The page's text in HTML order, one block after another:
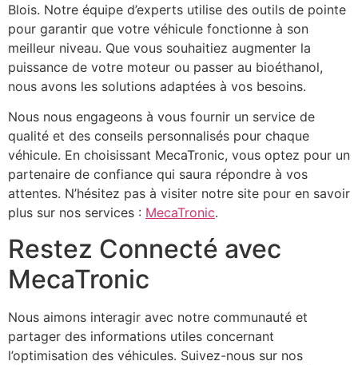
Blois. Notre équipe d’experts utilise des outils de pointe
pour garantir que votre véhicule fonctionne à son
meilleur niveau. Que vous souhaitiez augmenter la
puissance de votre moteur ou passer au bioéthanol,
nous avons les solutions adaptées à vos besoins.
Nous nous engageons à vous fournir un service de
qualité et des conseils personnalisés pour chaque
véhicule. En choisissant MecaTronic, vous optez pour un
partenaire de confiance qui saura répondre à vos
attentes. N’hésitez pas à visiter notre site pour en savoir
plus sur nos services : MecaTronic.
Restez Connecté avec
MecaTronic
Nous aimons interagir avec notre communauté et
partager des informations utiles concernant
l’optimisation des véhicules. Suivez-nous sur nos